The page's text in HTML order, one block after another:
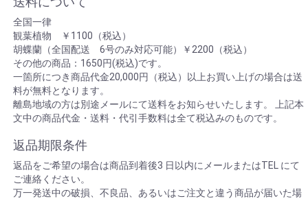
全国一律
観葉植物 ￥1100（税込）
胡蝶蘭（全国配送 6号のみ対応可能）￥2200（税込）
その他の商品：1650円(税込)です。
一箇所につき商品代金20,000円（税込）以上お買い上げの場合は送
料が無料となります。
離島地域の方は別途メールにて送料をお知らせいたします。 上記本
文中の商品代金・送料・代引手数料は全て税込みのものです。
返品期限条件
返品をご希望の場合は商品到着後3 日以内にメールまたはTEL にて
ご連絡ください。
万一発送中の破損、不良品、あるいはご注文と違う商品が届いた場